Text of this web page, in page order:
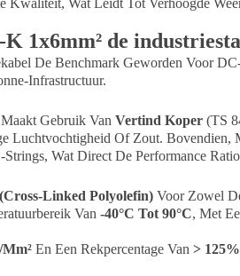
Kwaliteit, Wat Leidt Tot Verhoogde
1x6mm² de
De Benchmark Geworden Voor
Infrastructuur.
Gebruik Van Vertind Koper (TS
Of Zout. Bovendien,
Wat Direct De Performance
Linked Polyolefin) Voor Zowel
Van -40°C Tot 90°C, Met
En Een Rekpercentage Van > 125%